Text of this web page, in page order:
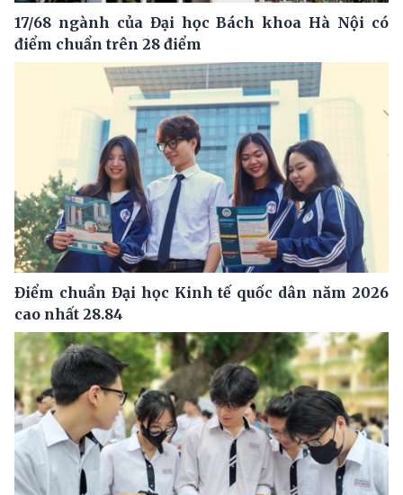
17/68 ngành của Đại học Bách khoa Hà Nội có
điểm chuẩn trên 28 điểm
Điểm chuẩn Đại học Kinh tế quốc dân năm 2026
cao nhất 28.84